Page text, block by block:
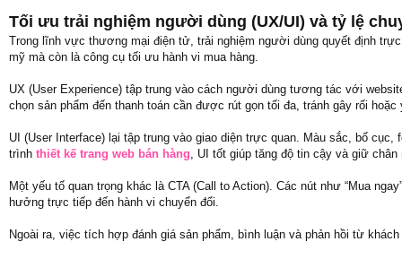
Tối ưu trải nghiệm người dùng (UX/UI) và tỷ lệ
Trong lĩnh vực thương mại điện tử, trải nghiệm người dùng quyết định
mỹ mà còn là công cụ tối ưu hành vi mua hàng.
UX (User Experience) tập trung vào cách người dùng tương tác với
chọn sản phẩm đến thanh toán cần được rút gọn tối đa, tránh gây rối
UI (User Interface) lại tập trung vào giao diện trực quan. Màu sắc, bố
trình thiết kế trang web bán hàng, UI tốt giúp tăng độ tin cậy và giữ
Một yếu tố quan trọng khác là CTA (Call to Action). Các nút như “Mua
hưởng trực tiếp đến hành vi chuyển đổi.
Ngoài ra, việc tích hợp đánh giá sản phẩm, bình luận và phản hồi từ